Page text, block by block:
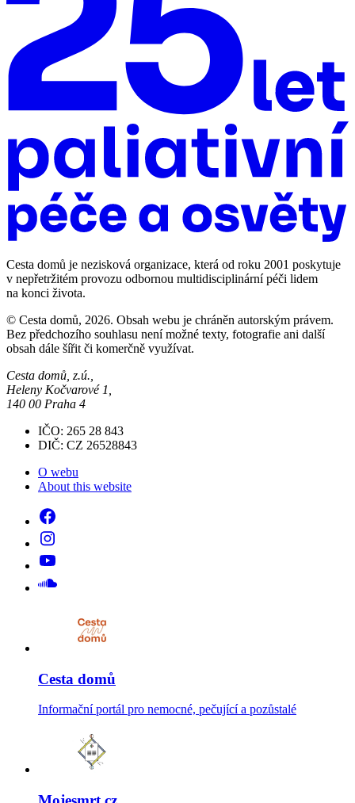
Cesta domů je nezisková organizace, která od roku 2001 poskytuje
v nepřetržitém provozu odbornou multidisciplinární péči lidem
na konci života.
© Cesta domů, 2026. Obsah webu je chráněn autorským právem.
Bez předchozího souhlasu není možné texty, fotografie ani další
obsah dále šířit či komerčně využívat.
Cesta domů, z.ú.,
Heleny Kočvarové 1,
140 00 Praha 4
IČO: 265 28 843
DIČ: CZ 26528843
O webu
About this website
Cesta domů
Informační portál pro nemocné, pečující a pozůstalé